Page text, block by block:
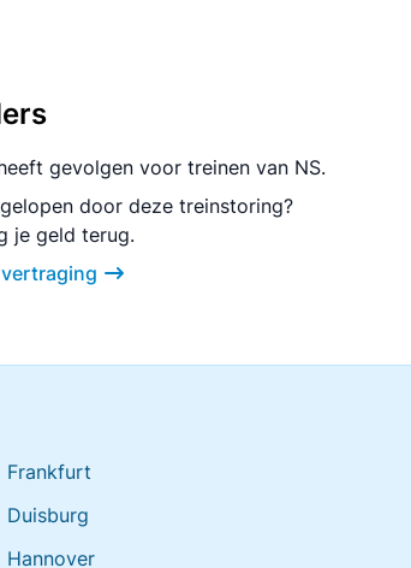
gevolgen voor treinen van NS.
door deze treinstoring?
je geld terug.
Frankfurt
Duisburg
Hannover